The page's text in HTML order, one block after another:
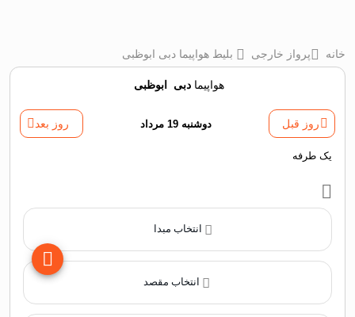
خانه پرواز خارجی بلیط هواپیما دبی ابوظبی
هواپیما دبی ابوظبی
روز قبل دوشنبه 19 مرداد روز بعد
یک طرفه
انتخاب مبدا
انتخاب مقصد